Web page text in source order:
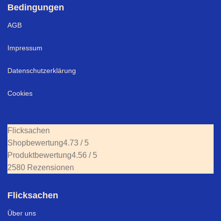
Bedingungen
AGB
Impressum
Datenschutzerklärung
Cookies
Flicksachen
Shopbewertung4.73 / 5
Produktbewertung4.56 / 5
2580 Rezensionen
Flicksachen
Über uns